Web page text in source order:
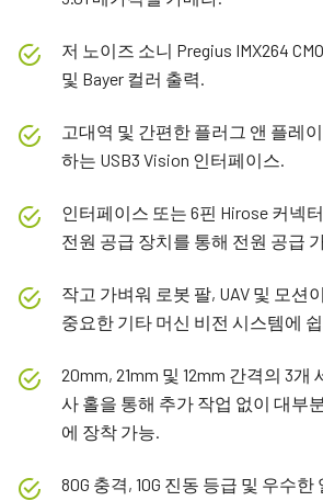
저 노이즈 소니 Pregius IMX264
및 Bayer 컬러 출력.
고대역 및 간편한 플러그 앤 플레
하는 USB3 Vision 인터페이스.
인터페이스 또는 6핀 Hirose 커넥
전원 공급 장치를 통해 전원 공급
작고 가벼워 로봇 팔, UAV 및 모션
중요한 기타 머신 비전 시스템에
20mm, 21mm 및 12mm 간격의 3개
사 홀을 통해 추가 작업 없이 대부
에 장착 가능.
80G 충격, 10G 진동 등급 및 우수한